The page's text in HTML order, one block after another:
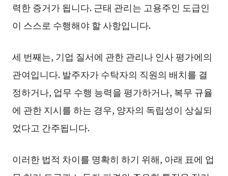
력한 증거가 됩니다. 근태 관리는 고용주인 도급인
이 스스로 수행해야 할 사항입니다.
세 번째는, 기업 질서에 관한 관리나 인사 평가에의
관여입니다. 발주자가 수탁자의 직원의 배치를 결
정하거나, 업무 수행 능력을 평가하거나, 복무 규율
에 관한 지시를 하는 경우, 양자의 독립성이 상실되
었다고 간주됩니다.
이러한 법적 차이를 명확히 하기 위해, 아래 표에 업